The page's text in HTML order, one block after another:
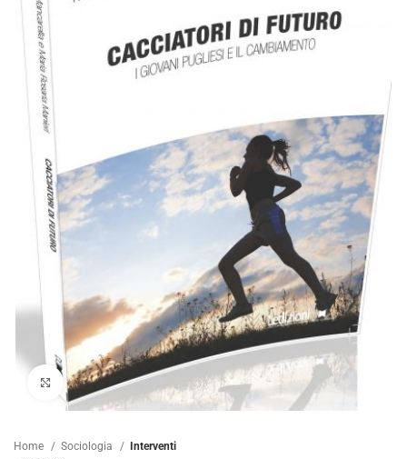
Clicca per ampliare
Home Sociologia Interventi